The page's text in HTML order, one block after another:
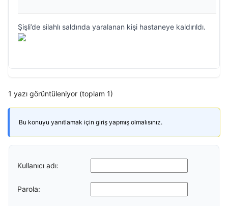
Şişli’de silahlı saldırıda yaralanan kişi hastaneye kaldırıldı.
1 yazı görüntüleniyor (toplam 1)
Bu konuyu yanıtlamak için giriş yapmış olmalısınız.
Kullanıcı adı:
Parola: